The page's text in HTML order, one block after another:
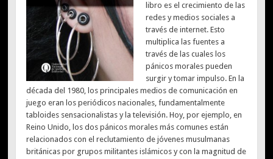
libro es el crecimiento de las
redes y medios sociales a
través de internet. Esto
multiplica las fuentes a
través de las cuales los
pánicos morales pueden
surgir y tomar impulso. En la
década del 1980, los principales medios de comunicación en
juego eran los periódicos nacionales, fundamentalmente
tabloides sensacionalistas y la televisión. Hoy, por ejemplo, en
Reino Unido, los dos pánicos morales más comunes están
relacionados con el reclutamiento de jóvenes musulmanas
británicas por grupos militantes islámicos y con la magnitud de